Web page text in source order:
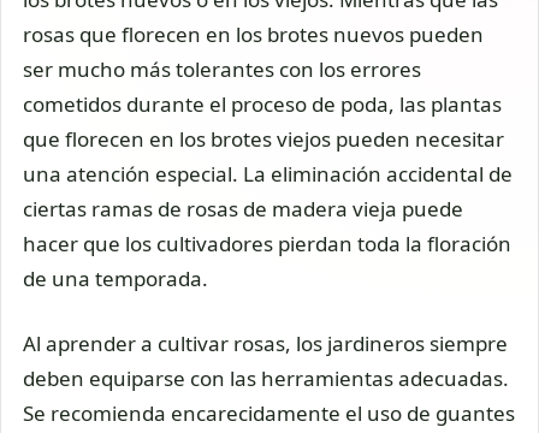
rosas que florecen en los brotes nuevos pueden
ser mucho más tolerantes con los errores
cometidos durante el proceso de poda, las plantas
que florecen en los brotes viejos pueden necesitar
una atención especial. La eliminación accidental de
ciertas ramas de rosas de madera vieja puede
hacer que los cultivadores pierdan toda la floración
de una temporada.
Al aprender a cultivar rosas, los jardineros siempre
deben equiparse con las herramientas adecuadas.
Se recomienda encarecidamente el uso de guantes